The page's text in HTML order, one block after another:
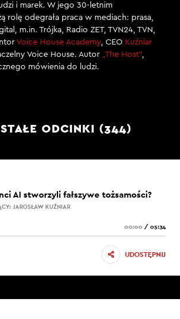
i marek. W jego 30-letnim
rolę odegrała praca w mediach: prasa,
m.in. Trójka, Radio ZET, TVN24, TVN,
Voice House Academy , CEO Kuźniar
Voice House. Autor „The Host”,
mówienia do ludzi.
ODCINKI (344)
AI stworzyli fałszywe tożsamości?
JAROSŁAW KUŹNIAR
00:00 / 05:34
UDOSTĘPNIJ